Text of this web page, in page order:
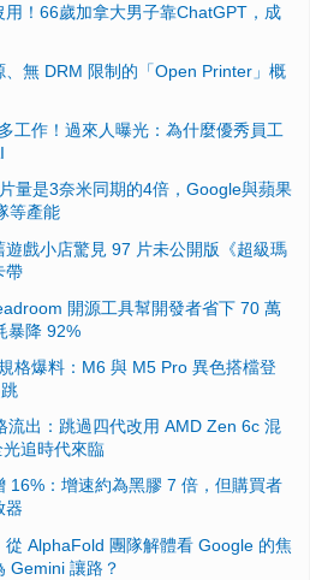
！66歲加拿大男子靠ChatGPT，成
無 DRM 限制的「Open Printer」概
工作！過來人曝光：為什麼優秀員工
量是3奈米同期的4倍，Google與蘋果
等產能
戲小店驚見 97 片未公開版《超級瑪
帶
開源工具幫開發者省下 70 萬
暴降 92%
格爆料：M6 與 M5 Pro 異色搭檔登
流出：跳過四代改用 AMD Zen 6c 混
追時代來臨
16%：增速約為黑膠 7 倍，但購買者
器
AlphaFold 團隊解體看 Google 的焦
Gemini 讓路？